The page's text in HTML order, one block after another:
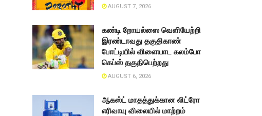
AUGUST 7, 2026
கண்டி றோயல்ஸை வெளியேற்றி
இரண்டாவது தகுதிகாண்
போட்டியில் விளையாட கலம்போ
கெப்ஸ் தகுதிபெற்றது
AUGUST 6, 2026
ஆகஸ்ட் மாதத்துக்கான லிட்ரோ
எரிவாயு விலையில் மாற்றம்